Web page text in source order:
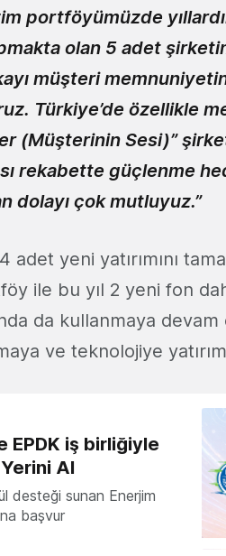
portföyümüzde
olan 5 adet
müşteri
Türkiye’de özellikle
(Müşterinin Sesi)”
rekabette güçlenme
dolayı çok mutluyuz.”
4 adet yeni yatırımını
ile bu yıl 2 yeni fon
da kullanmaya
ve teknolojiye
EPDK iş birliğiyle
Al
desteği sunan Enerjim
başvur